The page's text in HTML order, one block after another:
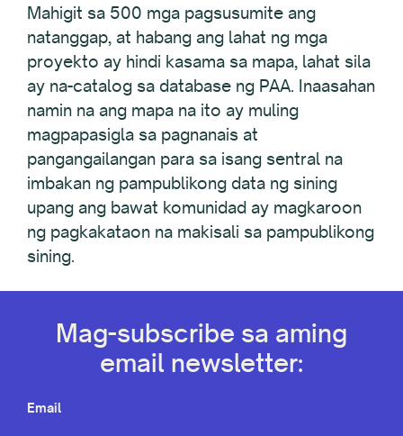
Mahigit sa 500 mga pagsusumite ang
natanggap, at habang ang lahat ng mga
proyekto ay hindi kasama sa mapa, lahat sila
ay na-catalog sa database ng PAA. Inaasahan
namin na ang mapa na ito ay muling
magpapasigla sa pagnanais at
pangangailangan para sa isang sentral na
imbakan ng pampublikong data ng sining
upang ang bawat komunidad ay magkaroon
ng pagkakataon na makisali sa pampublikong
sining.
Mag-subscribe sa aming
email newsletter:
Email